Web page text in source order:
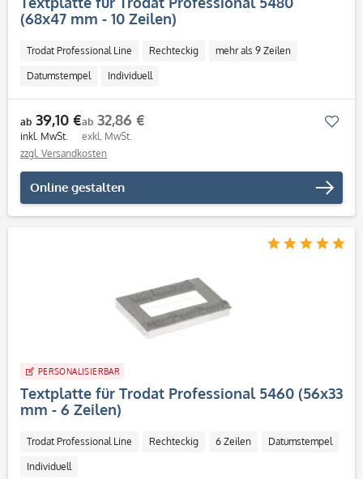
(68x47 mm - 10 Zeilen)
Trodat Professional Line Rechteckig mehr als 9 Zeilen
Datumstempel Individuell
ab 39,10 €
inkl. MwSt.
ab 32,86 €
exkl. MwSt.
zzgl. Versandkosten
Online gestalten
PERSONALISIERBAR
Textplatte für Trodat Professional 5460 (56x33
mm - 6 Zeilen)
Trodat Professional Line Rechteckig 6 Zeilen Datumstempel
Individuell